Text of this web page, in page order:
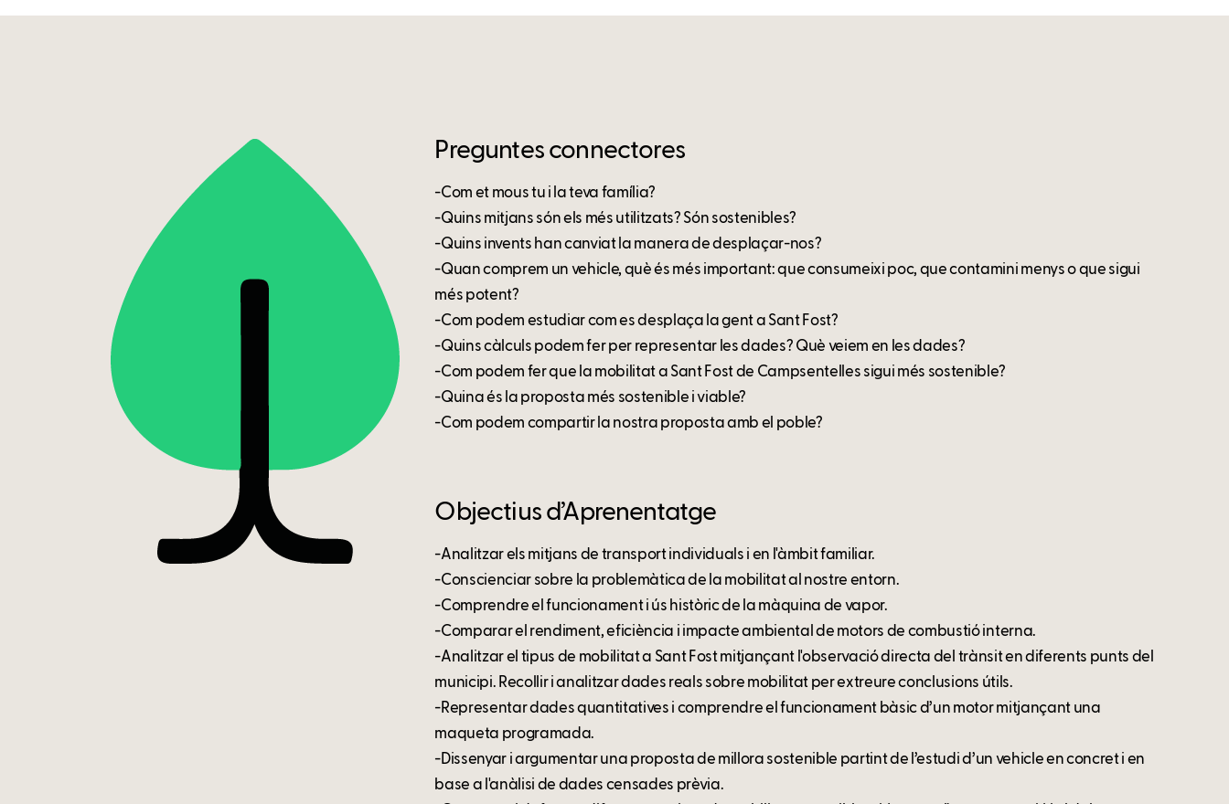
Preguntes connectores
-Com et mous tu i la teva família?
-Quins mitjans són els més utilitzats? Són sostenibles?
-Quins invents han canviat la manera de desplaçar-nos?
-Quan comprem un vehicle, què és més important: que consumeixi poc, que contamini menys o que sigui
més potent?
-Com podem estudiar com es desplaça la gent a Sant Fost?
-Quins càlculs podem fer per representar les dades? Què veiem en les dades?
-Com podem fer que la mobilitat a Sant Fost de Campsentelles sigui més sostenible?
-Quina és la proposta més sostenible i viable?
-Com podem compartir la nostra proposta amb el poble?
Objectius d’Aprenentatge
-Analitzar els mitjans de transport individuals i en l'àmbit familiar.
-Conscienciar sobre la problemàtica de la mobilitat al nostre entorn.
-Comprendre el funcionament i ús històric de la màquina de vapor.
-Comparar el rendiment, eficiència i impacte ambiental de motors de combustió interna.
-Analitzar el tipus de mobilitat a Sant Fost mitjançant l'observació directa del trànsit en diferents punts del
municipi. Recollir i analitzar dades reals sobre mobilitat per extreure conclusions útils.
-Representar dades quantitatives i comprendre el funcionament bàsic d’un motor mitjançant una
maqueta programada.
-Dissenyar i argumentar una proposta de millora sostenible partint de l’estudi d’un vehicle en concret i en
base a l'anàlisi de dades censades prèvia.